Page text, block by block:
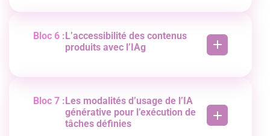
confidentielles.
nature (personnelles, stratégiques,
réglementées, etc.).
Mise en oeuvre des pratiques de protection et
Bloc 6 : L’accessibilité des contenus
produits avec l’IAg
applicables à la di7usion des contenus.
compris pour les personnes en situation.
d’handicap.
Respect de la règlementation avec exigences
d’accessibilité.
Bloc 7 : Les modalités d’usage de l’IA
générative pour l’exécution de
tâches définies